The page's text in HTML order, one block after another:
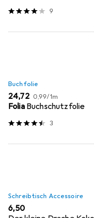
9
Buchfolie
EUR
24,72 EUR
0,99/1m
Folia Buchschutzfolie
3
Schreibtisch Accessoire
EUR
6,50